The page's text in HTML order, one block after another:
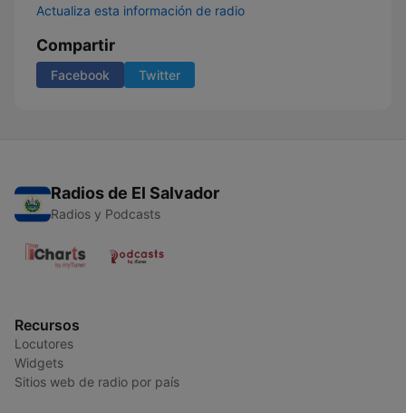
Actualiza esta información de radio
Compartir
Facebook Twitter
Radios de El Salvador
Radios y Podcasts
Recursos
Locutores
Widgets
Sitios web de radio por país